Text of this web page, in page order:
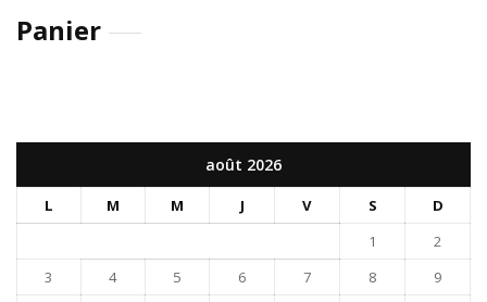
Panier
août 2026
L M M J V S
D
1
2
3
4 5 6 7 8
9